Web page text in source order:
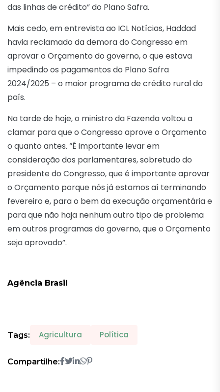
das linhas de crédito” do Plano Safra.
Mais cedo, em entrevista ao ICL Notícias, Haddad
havia reclamado da demora do Congresso em
aprovar o Orçamento do governo, o que estava
impedindo os pagamentos do Plano Safra
2024/2025 – o maior programa de crédito rural do
país.
Na tarde de hoje, o ministro da Fazenda voltou a
clamar para que o Congresso aprove o Orçamento
o quanto antes. “É importante levar em
consideração dos parlamentares, sobretudo do
presidente do Congresso, que é importante aprovar
o Orçamento porque nós já estamos aí terminando
fevereiro e, para o bem da execução orçamentária e
para que não haja nenhum outro tipo de problema
em outros programas do governo, que o Orçamento
seja aprovado”.
Agência Brasil
Tags: Agricultura Política
Compartilhe: